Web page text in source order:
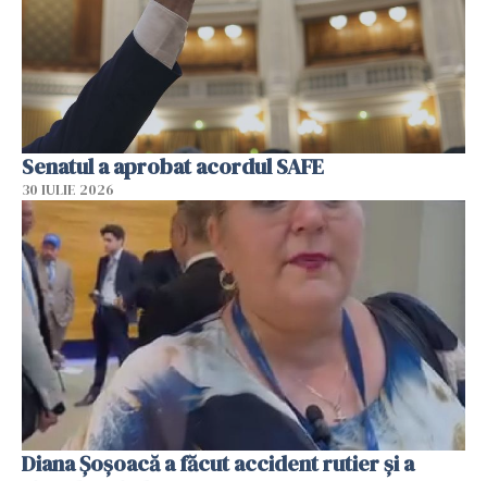
Senatul a aprobat acordul SAFE
30 IULIE 2026
Diana Șoșoacă a făcut accident rutier și a